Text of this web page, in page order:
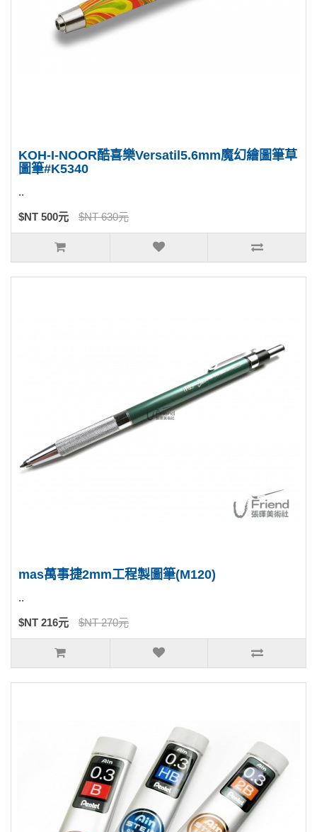
KOH-I-NOOR酷喜樂Versatil5.6mm魔幻繪圖筆草
圖筆#K5340
..
$NT 500元 $NT 630元
mas萬事捷2mm工程製圖筆(M120)
..
$NT 216元 $NT 270元